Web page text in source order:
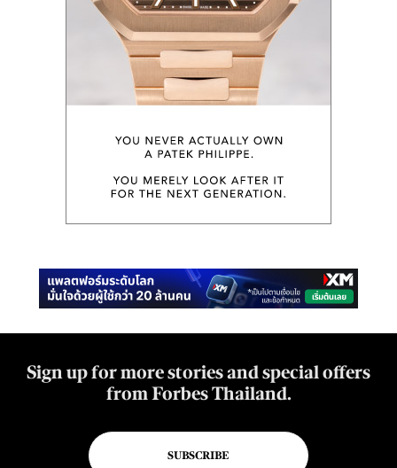
Sign up for more stories and special offers
from Forbes Thailand.
SUBSCRIBE